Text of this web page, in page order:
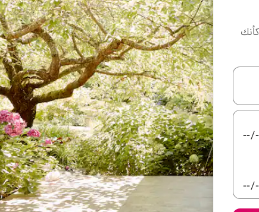
أو استكشف عن طريق اللمس أو السحب.